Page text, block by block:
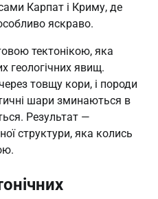
Карпат і Криму, де
яскраво.
тектонікою, яка
геологічних явищ.
товщу кори, і породи
шари зминаються в
Результат —
структури, яка колись